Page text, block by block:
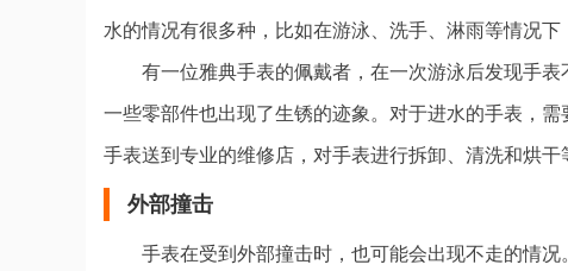
水的情况有很多种，比如在游泳、洗手、淋雨等情况
有一位雅典手表的佩戴者，在一次游泳后发现手
一些零部件也出现了生锈的迹象。对于进水的手表，
手表送到专业的维修店，对手表进行拆卸、清洗和烘干
外部撞击
手表在受到外部撞击时，也可能会出现不走的情